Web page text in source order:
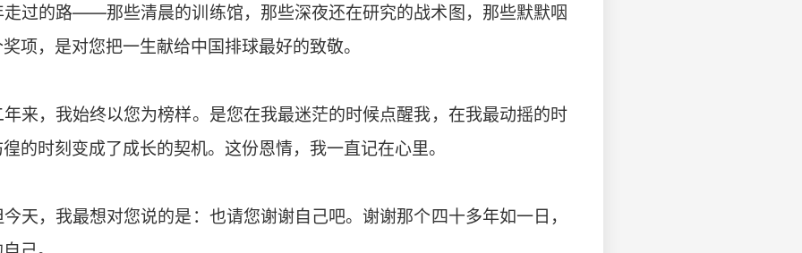
过的路——那些清晨的训练馆，那些深夜还在研究的战术图，那些默默咽
项，是对您把一生献给中国排球最好的致敬。
来，我始终以您为榜样。是您在我最迷茫的时候点醒我，在我最动摇的时
的时刻变成了成长的契机。这份恩情，我一直记在心里。
天，我最想对您说的是：也请您谢谢自己吧。谢谢那个四十多年如一日，